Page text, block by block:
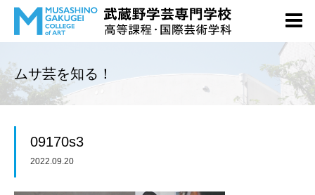
ムサ芸を知る！
09170s3
2022.09.20